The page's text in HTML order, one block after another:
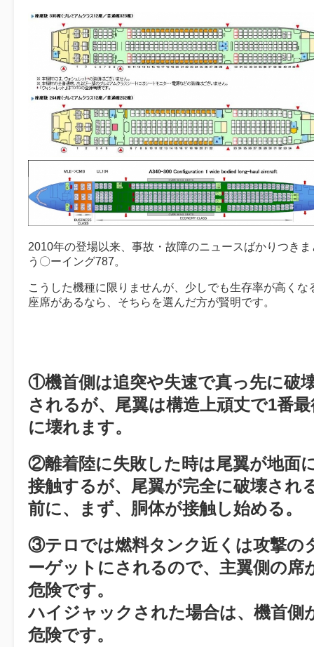
2010年の登場以来、事故・故障のニュースばかりつきま
う〇ーイング787。
こうした機種に限りませんが、少しでも生存率が高くな
座席があるなら、そちらを選んだ方が賢明です。
①機首側は追突や失速で真っ先に破
されるが、尾翼は構造上頑丈で1番最
に壊れます。
②離着陸に失敗した時は尾翼が地面
接触するが、尾翼が完全に破壊され
前に、まず、胴体が接触し始める。
③テロでは燃料タンク近くは攻撃の
ーゲットにされるので、主翼側の席
危険です。
ハイジャックされた場合は、機首側
危険です。